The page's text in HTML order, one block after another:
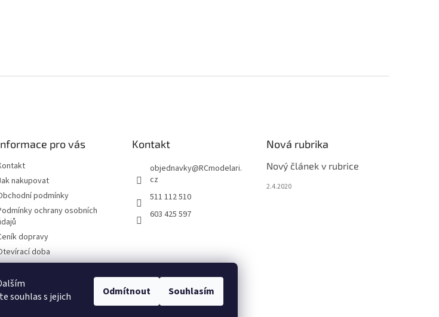
souhlas s jejich
Odmítnout Souhlasím
pro vás
nakupovat
podmínky
ochrany osobních
dopravy
doba
z prodejny Brno
list
objednávka
Kontakt
objednavky@RCmodelari.
cz
511 112 510
603 425 597
Nová rubrika
Nový článek v rubrice
2.4.2020